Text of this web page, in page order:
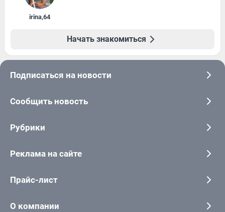
irina,64
Начать знакомиться
Подписаться на новости
Сообщить новость
Рубрики
Реклама на сайте
Прайс-лист
О компании